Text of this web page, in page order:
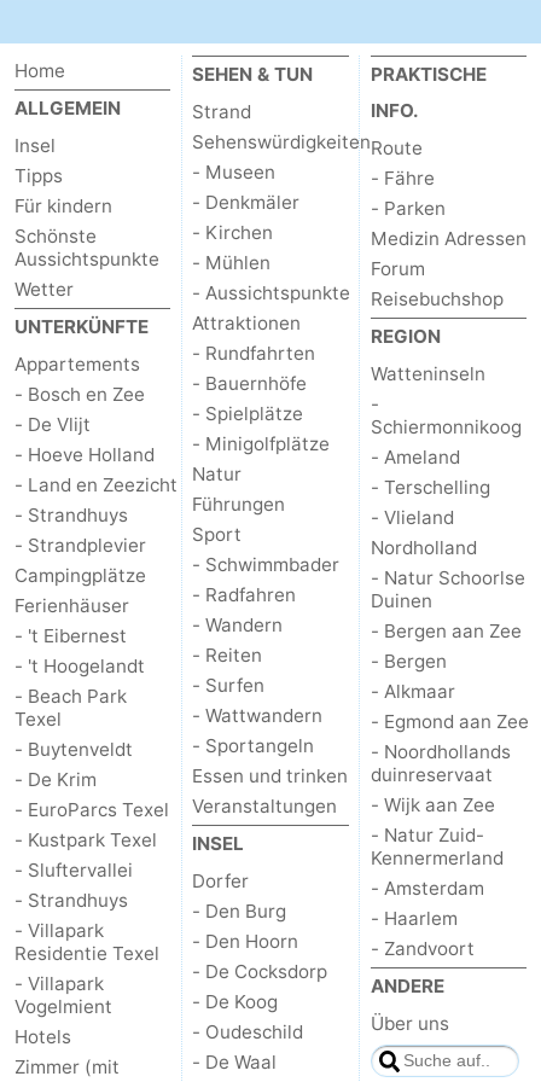
Schoorlse
Duinen
Bergen
aan
Zee
-
Bergen
-
Alkmaar
-
Egmond
aan
Zee
-
Noordhollands
duinreservaat
-
Wijk
aan
Zee
-
Natur
Zuid-
Kennermerland
-
Amsterdam
-
Haarlem
-
Zandvoort
Wetter
Kontakt
Home
ALLGEMEIN
Insel
Tipps
Für kindern
Schönste
Aussichtspunkte
Wetter
UNTERKÜNFTE
Appartements
- Bosch en Zee
- De Vlijt
- Hoeve Holland
- Land en Zeezicht
- Strandhuys
- Strandplevier
Campingplätze
Ferienhäuser
- 't Eibernest
- 't Hoogelandt
- Beach Park
Texel
- Buytenveldt
- De Krim
- EuroParcs Texel
- Kustpark Texel
- Sluftervallei
- Strandhuys
- Villapark
Residentie Texel
- Villapark
Vogelmient
Hotels
Zimmer (mit
SEHEN & TUN
Strand
Sehenswürdigkeiten
- Museen
- Denkmäler
- Kirchen
- Mühlen
- Aussichtspunkte
Attraktionen
- Rundfahrten
- Bauernhöfe
- Spielplätze
- Minigolfplätze
Natur
Führungen
Sport
- Schwimmbader
- Radfahren
- Wandern
- Reiten
- Surfen
- Wattwandern
- Sportangeln
Essen und trinken
Veranstaltungen
INSEL
Dorfer
- Den Burg
- Den Hoorn
- De Cocksdorp
- De Koog
- Oudeschild
- De Waal
PRAKTISCHE
INFO.
Route
- Fähre
- Parken
Medizin Adressen
Forum
Reisebuchshop
REGION
Watteninseln
-
Schiermonnikoog
- Ameland
- Terschelling
- Vlieland
Nordholland
- Natur Schoorlse
Duinen
- Bergen aan Zee
- Bergen
- Alkmaar
- Egmond aan Zee
- Noordhollands
duinreservaat
- Wijk aan Zee
- Natur Zuid-
Kennermerland
- Amsterdam
- Haarlem
- Zandvoort
ANDERE
Über uns